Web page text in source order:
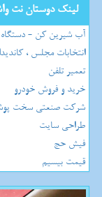
لینک دوستان نت
آب شیرین کن -
انتخابات مجلس ،
تعمیر تلفن
خرید و فروش خودرو
شرکت صنعتی سخت
طراحی سایت
فیش حج
قیمت بیسیم